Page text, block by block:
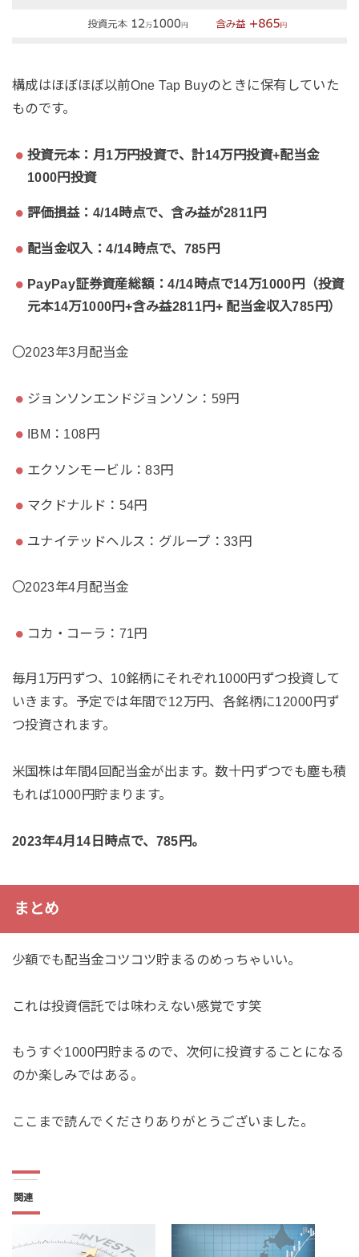
構成はほぼほぼ以前One Tap Buyのときに保有していた
ものです。
投資元本：月1万円投資で、計14万円投資+配当金
1000円投資
評価損益：4/14時点で、含み益が2811円
配当金収入：4/14時点で、785円
PayPay証券資産総額：4/14時点で14万1000円（投資
元本14万1000円+含み益2811円+ 配当金収入785円）
〇2023年3月配当金
ジョンソンエンドジョンソン：59円
IBM：108円
エクソンモービル：83円
マクドナルド：54円
ユナイテッドヘルス：グループ：33円
〇2023年4月配当金
コカ・コーラ：71円
毎月1万円ずつ、10銘柄にそれぞれ1000円ずつ投資して
いきます。予定では年間で12万円、各銘柄に12000円ず
つ投資されます。
米国株は年間4回配当金が出ます。数十円ずつでも塵も積
もれば1000円貯まります。
2023年4月14日時点で、785円。
まとめ
少額でも配当金コツコツ貯まるのめっちゃいい。
これは投資信託では味わえない感覚です笑
もうすぐ1000円貯まるので、次何に投資することになる
のか楽しみではある。
ここまで読んでくださりありがとうございました。
関連